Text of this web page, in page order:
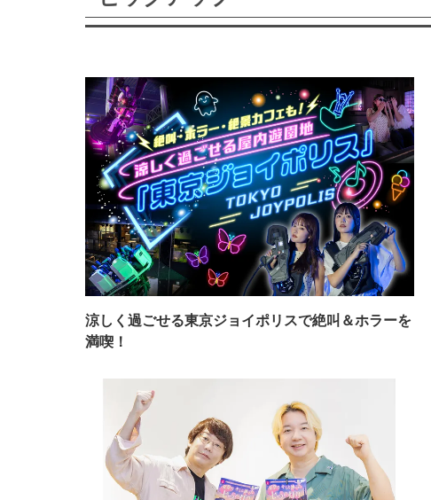
涼しく過ごせる東京ジョイポリスで絶叫＆ホラーを
満喫！